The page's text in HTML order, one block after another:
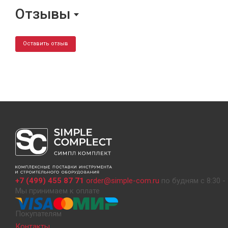
Отзывы
Оставить отзыв
+7 (499) 455 87 71 order@simple-com.ru по будням с 8:30 -
Мы принимаем к оплате
Покупателям